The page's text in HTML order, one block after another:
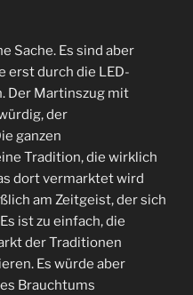
Sache. Es sind aber
erst durch die LED-
Der Martinszug mit
der
ganzen
Tradition, die wirklich
dort vermarktet wird
am Zeitgeist, der sich
ist zu einfach, die
der Traditionen
Es würde aber
Brauchtums